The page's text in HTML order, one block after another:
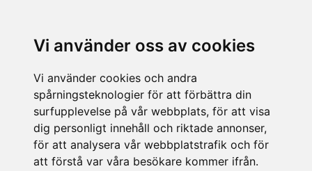
Vi använder oss av cookies
Vi använder cookies och andra
spårningsteknologier för att förbättra din
surfupplevelse på vår webbplats, för att visa
dig personligt innehåll och riktade annonser,
för att analysera vår webbplatstrafik och för
att förstå var våra besökare kommer ifrån.